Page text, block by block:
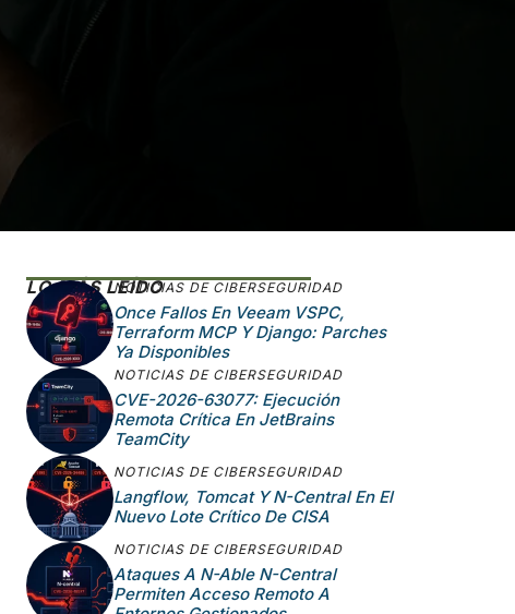
LO MÁS LEÍDONOTICIAS DE CIBERSEGURIDAD
Once Fallos En Veeam VSPC,
Terraform MCP Y Django: Parches
Ya Disponibles
NOTICIAS DE CIBERSEGURIDAD
CVE-2026-63077: Ejecución
Remota Crítica En JetBrains
TeamCity
NOTICIAS DE CIBERSEGURIDAD
Langflow, Tomcat Y N-Central En El
Nuevo Lote Crítico De CISA
NOTICIAS DE CIBERSEGURIDAD
Ataques A N-Able N-Central
Permiten Acceso Remoto A